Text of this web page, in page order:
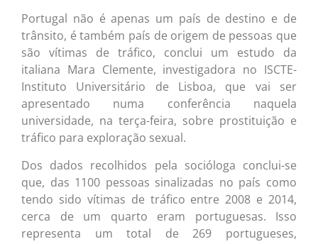
Portugal não é apenas um país de destino e de
trânsito, é também país de origem de pessoas que
são vítimas de tráfico, conclui um estudo da
italiana Mara Clemente, investigadora no ISCTE-
Instituto Universitário de Lisboa, que vai ser
apresentado numa conferência naquela
universidade, na terça-feira, sobre prostituição e
tráfico para exploração sexual.
Dos dados recolhidos pela socióloga conclui-se
que, das 1100 pessoas sinalizadas no país como
tendo sido vítimas de tráfico entre 2008 e 2014,
cerca de um quarto eram portuguesas. Isso
representa um total de 269 portugueses,